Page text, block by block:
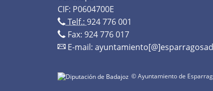
CIF: P0604700E
Telf.:924 776 001
Fax: 924 776 017
E-mail:
© Ayuntamiento de